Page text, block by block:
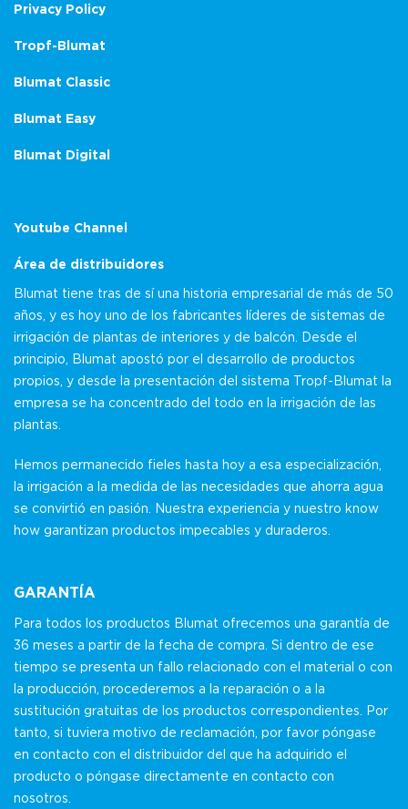
Privacy Policy
Tropf-Blumat
Blumat Classic
Blumat Easy
Blumat Digital
Youtube Channel
Área de distribuidores
Blumat tiene tras de sí una historia empresarial de más de 50
años, y es hoy uno de los fabricantes líderes de sistemas de
irrigación de plantas de interiores y de balcón. Desde el
principio, Blumat apostó por el desarrollo de productos
propios, y desde la presentación del sistema Tropf-Blumat la
empresa se ha concentrado del todo en la irrigación de las
plantas.
Hemos permanecido fieles hasta hoy a esa especialización,
la irrigación a la medida de las necesidades que ahorra agua
se convirtió en pasión. Nuestra experiencia y nuestro know
how garantizan productos impecables y duraderos.
GARANTÍA
Para todos los productos Blumat ofrecemos una garantía de
36 meses a partir de la fecha de compra. Si dentro de ese
tiempo se presenta un fallo relacionado con el material o con
la producción, procederemos a la reparación o a la
sustitución gratuitas de los productos correspondientes. Por
tanto, si tuviera motivo de reclamación, por favor póngase
en contacto con el distribuidor del que ha adquirido el
producto o póngase directamente en contacto con
nosotros.